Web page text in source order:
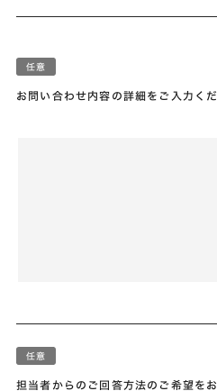
お問い合わせ内容の詳細をご入力くだ
担当者からのご回答方法のご希望を